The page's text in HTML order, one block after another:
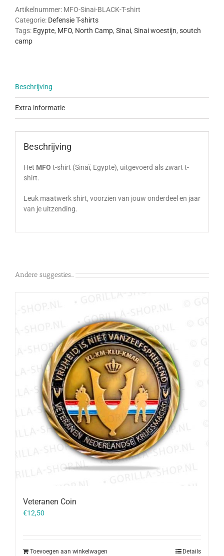
Artikelnummer: MFO-Sinai-BLACK-T-shirt
Categorie: Defensie T-shirts
Tags: Egypte, MFO, North Camp, Sinai, Sinai woestijn, soutch
camp
Beschrijving
Extra informatie
Beschrijving
Het MFO t-shirt (Sinaï, Egypte), uitgevoerd als zwart t-
shirt.
Leuk maatwerk shirt, voorzien van jouw onderdeel en jaar
van je uitzending.
Andere suggesties…
Veteranen Coin
€12,50
Toevoegen aan winkelwagen Details